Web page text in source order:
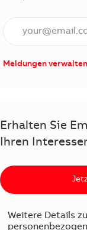
E-Mail Adresse
Meldungen verwalten
Erhalten Sie
Ihren
Weitere Details